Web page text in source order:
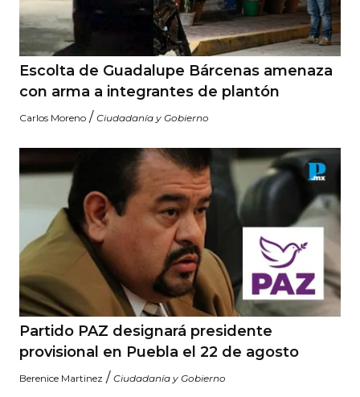
Escolta de Guadalupe Bárcenas amenaza
con arma a integrantes de plantón
Carlos Moreno / Ciudadanía y Gobierno
Partido PAZ designará presidente
provisional en Puebla el 22 de agosto
Berenice Martinez / Ciudadanía y Gobierno